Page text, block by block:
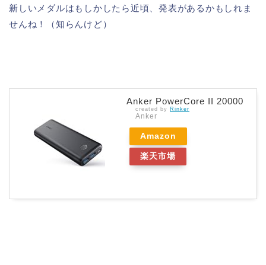
新しいメダルはもしかしたら近頃、発表があるかもしれま
せんね！（知らんけど）
Anker PowerCore II 20000
created by Rinker
Anker
Amazon
楽天市場